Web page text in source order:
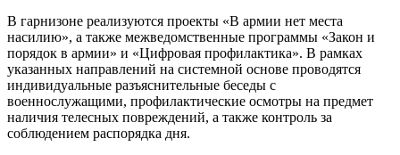
В гарнизоне реализуются проекты «В армии нет места
насилию», а также межведомственные программы «Закон и
порядок в армии» и «Цифровая профилактика». В рамках
указанных направлений на системной основе проводятся
индивидуальные разъяснительные беседы с
военнослужащими, профилактические осмотры на предмет
наличия телесных повреждений, а также контроль за
соблюдением распорядка дня.